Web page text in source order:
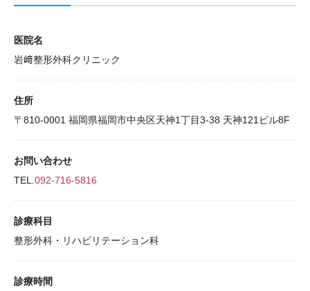
医院名
岩﨑整形外科クリニック
住所
〒810-0001 福岡県福岡市中央区天神1丁目3-38 天神121ビル8F
お問い合わせ
TEL. 092-716-5816
診療科目
整形外科・リハビリテーション科
診療時間